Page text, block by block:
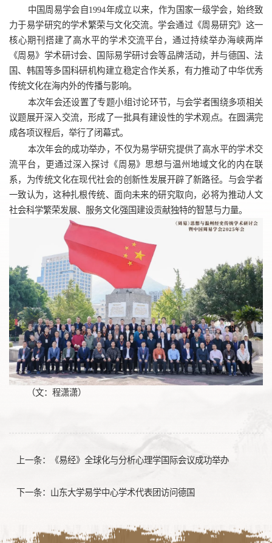
中国周易学会自1994年成立以来，作为国家一级学会，始终致
力于易学研究的学术繁荣与文化交流。学会通过《周易研究》这一
核心期刊搭建了高水平的学术交流平台，通过持续举办海峡两岸
《周易》学术研讨会、国际易学研讨会等品牌活动，并与德国、法
国、韩国等多国科研机构建立稳定合作关系，有力推动了中华优秀
传统文化在海内外的传播与影响。
本次年会还设置了专题小组讨论环节，与会学者围绕多项相关
议题展开深入交流，形成了一批具有建设性的学术观点。在圆满完
成各项议程后，举行了闭幕式。
本次年会的成功举办，不仅为易学研究提供了高水平的学术交
流平台，更通过深入探讨《周易》思想与温州地域文化的内在联
系，为传统文化在现代社会的创新性发展开辟了新路径。与会学者
一致认为，这种扎根传统、面向未来的研究取向，必将为推动人文
社会科学繁荣发展、服务文化强国建设贡献独特的智慧与力量。
（文：程潇潇）
上一条： 《易经》全球化与分析心理学国际会议成功举办
下一条： 山东大学易学中心学术代表团访问德国